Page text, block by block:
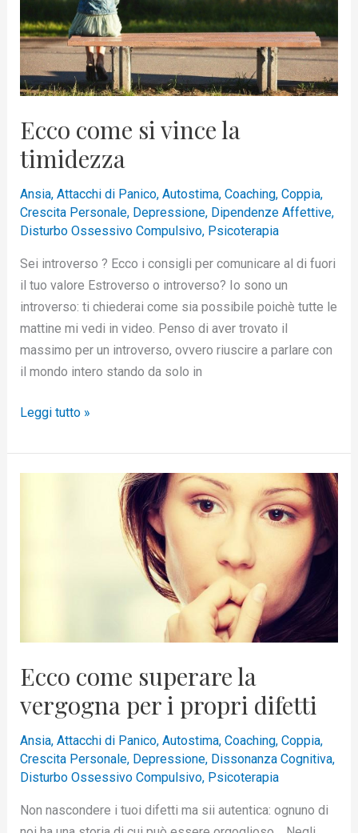
Ecco come si vince la
timidezza
Ansia, Attacchi di Panico, Autostima, Coaching, Coppia,
Crescita Personale, Depressione, Dipendenze Affettive,
Disturbo Ossessivo Compulsivo, Psicoterapia
Sei introverso ? Ecco i consigli per comunicare al di fuori
il tuo valore Estroverso o introverso? Io sono un
introverso: ti chiederai come sia possibile poichè tutte le
mattine mi vedi in video. Penso di aver trovato il
massimo per un introverso, ovvero riuscire a parlare con
il mondo intero stando da solo in
timidezza
Leggi tutto »
Ecco come superare la
vergogna per i propri difetti
Ansia, Attacchi di Panico, Autostima, Coaching, Coppia,
Crescita Personale, Depressione, Dissonanza Cognitiva,
Disturbo Ossessivo Compulsivo, Psicoterapia
Non nascondere i tuoi difetti ma sii autentica: ognuno di